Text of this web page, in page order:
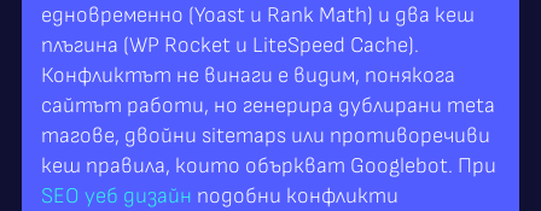
едновременно (Yoast и Rank Math) и два кеш
плъгина (WP Rocket и LiteSpeed Cache).
Конфликтът не винаги е видим, понякога
сайтът работи, но генерира дублирани meta
тагове, двойни sitemaps или противоречиви
кеш правила, които объркват Googlebot. При
SEO уеб дизайн подобни конфликти